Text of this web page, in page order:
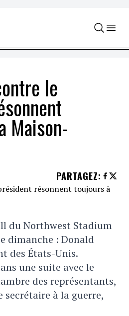
le
Maison-
PARTAGEZ:
du Northwest Stadium
dimanche : Donald
des États-Unis.
une suite avec le
des représentants,
secrétaire à la guerre,